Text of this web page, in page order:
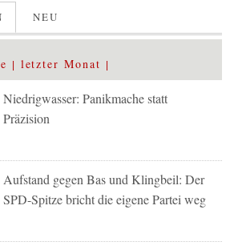
NEU
letzter Monat
Niedrigwasser: Panikmache statt
Präzision
Aufstand gegen Bas und Klingbeil: Der
SPD-Spitze bricht die eigene Partei weg